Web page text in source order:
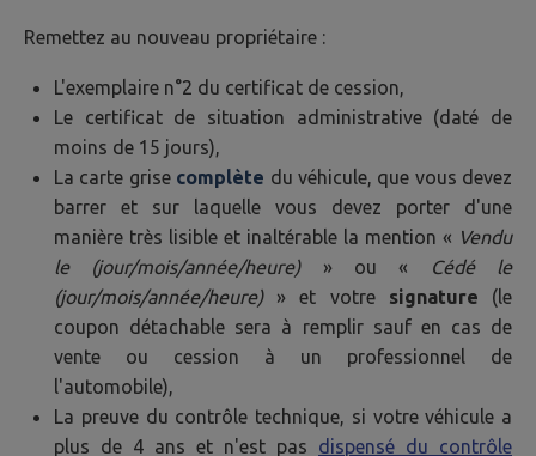
Remettez au nouveau propriétaire :
L'exemplaire n°2 du certificat de cession,
Le certificat de situation administrative (daté de
moins de 15 jours),
La carte grise complète du véhicule, que vous devez
barrer et sur laquelle vous devez porter d'une
manière très lisible et inaltérable la mention « Vendu
le (jour/mois/année/heure)» ou «
Cédé le
(jour/mois/année/heure)» et votresignature (le
coupon détachable sera à remplir sauf en cas de
vente ou cession à un professionnel de
l'automobile),
La preuve du contrôle technique, si votre véhicule a
plus de 4 ans et n'est pas dispensé du contrôle